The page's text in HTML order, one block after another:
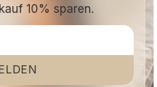
10% sparen.